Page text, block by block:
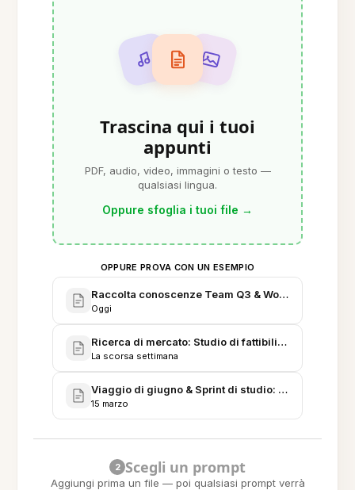
Trascina qui i tuoi
appunti
PDF, audio, video, immagini o testo —
qualsiasi lingua.
Oppure sfoglia i tuoi file →
OPPURE PROVA CON UN ESEMPIO
Raccolta conoscenze Team Q3 & Workflow note
Oggi
Ricerca di mercato: Studio di fattibilità funzionalità
La scorsa settimana
Viaggio di giugno & Sprint di studio: Itinerario di
15 marzo
2 Scegli un prompt
Aggiungi prima un file — poi qualsiasi prompt verrà